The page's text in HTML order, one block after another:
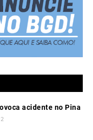
acidente no Pina